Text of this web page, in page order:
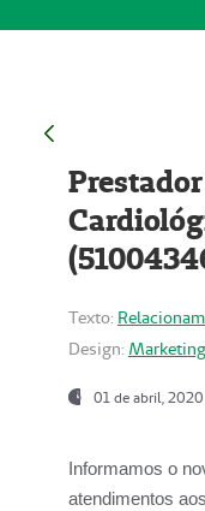
Texto:
Design: Marketing
01 de abril, 2020
Informamos o
atendimentos